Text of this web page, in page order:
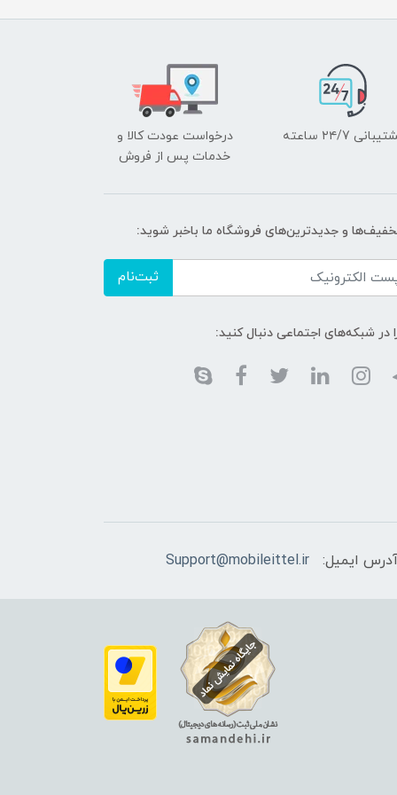
۲۴/7 ساعته
درخواست عودت کالا و
خدمات پس از فروش
و جدیدترین‌های فروشگاه ما باخبر شوید:
ثبت‌نام
در شبکه‌های اجتماعی دنبال کنید:
ایمیل: Support@mobileittel.ir